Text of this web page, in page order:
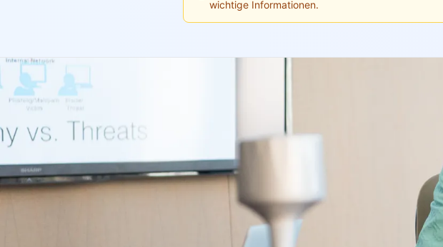
wichtige Informationen.